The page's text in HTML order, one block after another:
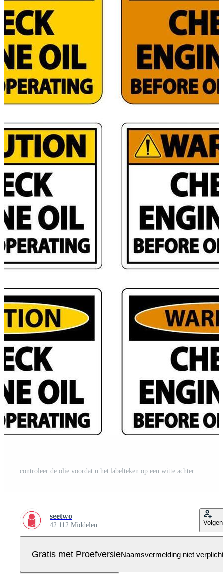
controleer de olie voordat u het labelteken op een witte achtergrond gebruikt Pro Vector
seetwo
42.112 Middelen Volgen
Gratis met ProefversieNaamsvermelding niet verplicht